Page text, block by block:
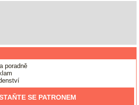
poradně
SE PATRONEM